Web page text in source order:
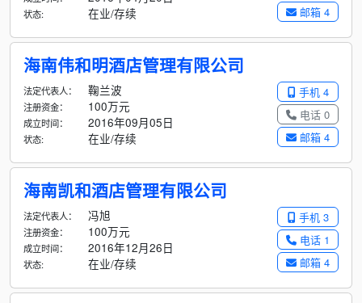
邮箱 4
状态: 在业/存续
海南伟和明酒店管理有限公司
手机 4
电话 0
邮箱 4
法定代表人： 鞠兰波
注册资金： 100万元
成立时间： 2016年09月05日
状态: 在业/存续
海南凯和酒店管理有限公司
手机 3
电话 1
邮箱 4
法定代表人： 冯旭
注册资金： 100万元
成立时间： 2016年12月26日
状态: 在业/存续